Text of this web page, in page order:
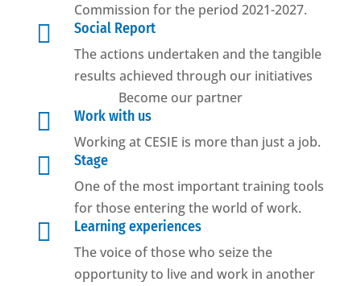
Commission for the period 2021-2027.

Social Report
The actions undertaken and the tangible
results achieved through our initiatives
Become our partner

Work with us
Working at CESIE is more than just a job.

Stage
One of the most important training tools
for those entering the world of work.

Learning experiences
The voice of those who seize the
opportunity to live and work in another